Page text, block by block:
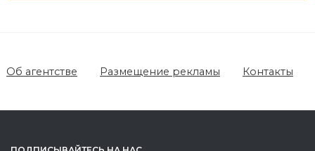
Об агентстве Размещение рекламы Контакты